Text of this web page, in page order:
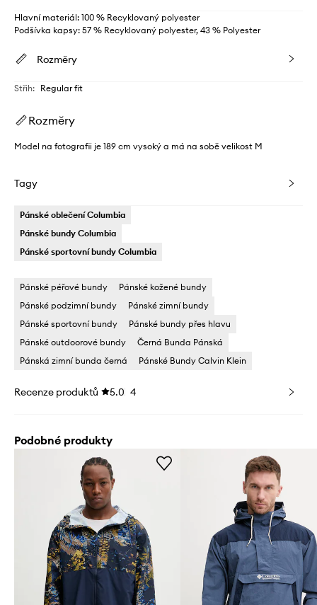
Hlavní materiál: 100 % Recyklovaný polyester
Podšívka kapsy: 57 % Recyklovaný polyester, 43 % Polyester
Rozměry
Střih: Regular fit
Rozměry
Model na fotografii je 189 cm vysoký a má na sobě velikost M
Tagy
Pánské oblečení Columbia
Pánské bundy Columbia
Pánské sportovní bundy Columbia
Pánské péřové bundy
Pánské kožené bundy
Pánské podzimní bundy
Pánské zimní bundy
Pánské sportovní bundy
Pánské bundy přes hlavu
Pánské outdoorové bundy
Černá Bunda Pánská
Pánská zimní bunda černá
Pánské Bundy Calvin Klein
Recenze produktů 5.0 4
Podobné produkty